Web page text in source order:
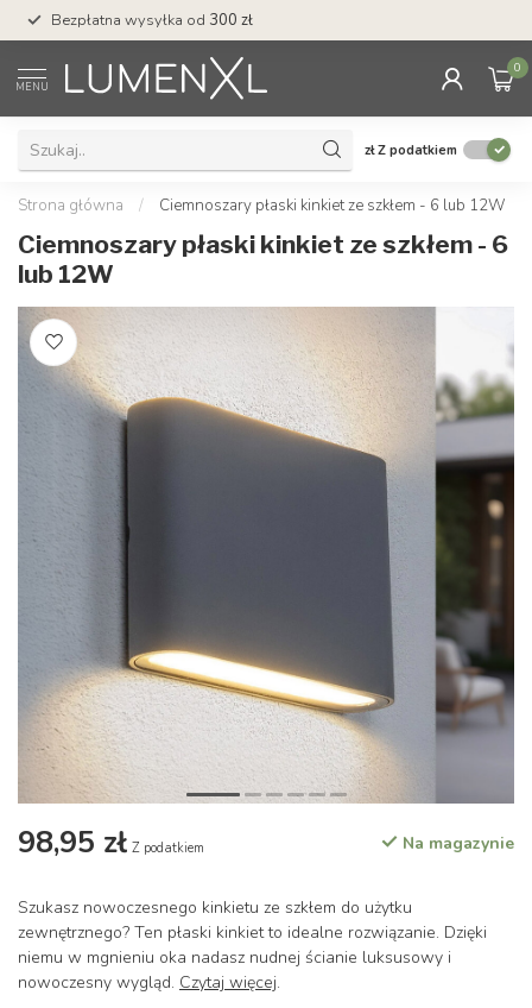
Bezpłatna wysyłka od 300 zł
MENU
0
złZ podatkiem
Strona główna / Ciemnoszary płaski kinkiet ze szkłem - 6 lub 12W
Ciemnoszary płaski kinkiet ze szkłem - 6
lub 12W
98,95 zł Z podatkiem Na magazynie
Szukasz nowoczesnego kinkietu ze szkłem do użytku
zewnętrznego? Ten płaski kinkiet to idealne rozwiązanie. Dzięki
niemu w mgnieniu oka nadasz nudnej ścianie luksusowy i
nowoczesny wygląd. Czytaj więcej.